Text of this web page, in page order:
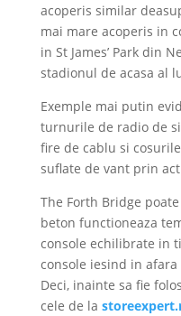
acoperis similar
mai mare acoperis in
in St James’ Park din
stadionul de acasa al
Exemple mai putin
turnurile de radio de
fire de cablu si
suflate de vant prin
The Forth Bridge
beton functioneaza
console echilibrate in
console iesind in
Deci, inainte sa fie
cele de la